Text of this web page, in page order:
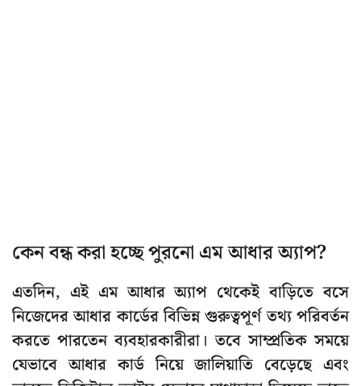
কেন বন্ধ করা হচ্ছে পুরনো এম আধার অ্যাপ?
এতদিন, এই এম আধার অ্যাপ থেকেই বাড়িতে বসে
নিজেদের আধার কার্ডের বিভিন্ন গুরুত্বপূর্ণ তথ্য পরিবর্তন
করতে পারতেন ব্যবহারকারীরা। তবে সাম্প্রতিক সময়ে
যেভাবে আধার কার্ড নিয়ে জালিয়াতি বেড়েছে এবং